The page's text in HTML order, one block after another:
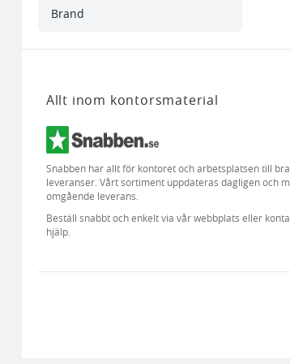
Brand
Allt inom kontorsmaterial
Snabben har allt för kontoret och arbetsplatsen till
leveranser. Vårt sortiment uppdateras dagligen och
omgående leverans.
Beställ snabbt och enkelt via vår webbplats eller
hjälp.